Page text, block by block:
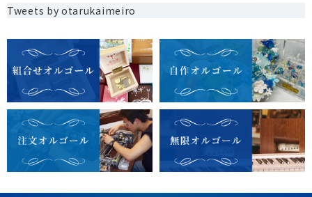
Tweets by otarukaimeiro